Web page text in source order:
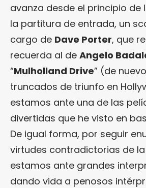
avanza desde el principio de
la partitura de entrada, un
cargo de Dave Porter, que
recuerda al de Angelo
“Mulholland Drive” (de
truncados de triunfo en
estamos ante una de las
divertidas que he visto en
De igual forma, por seguir
virtudes contradictorias de
estamos ante grandes
dando vida a penosos